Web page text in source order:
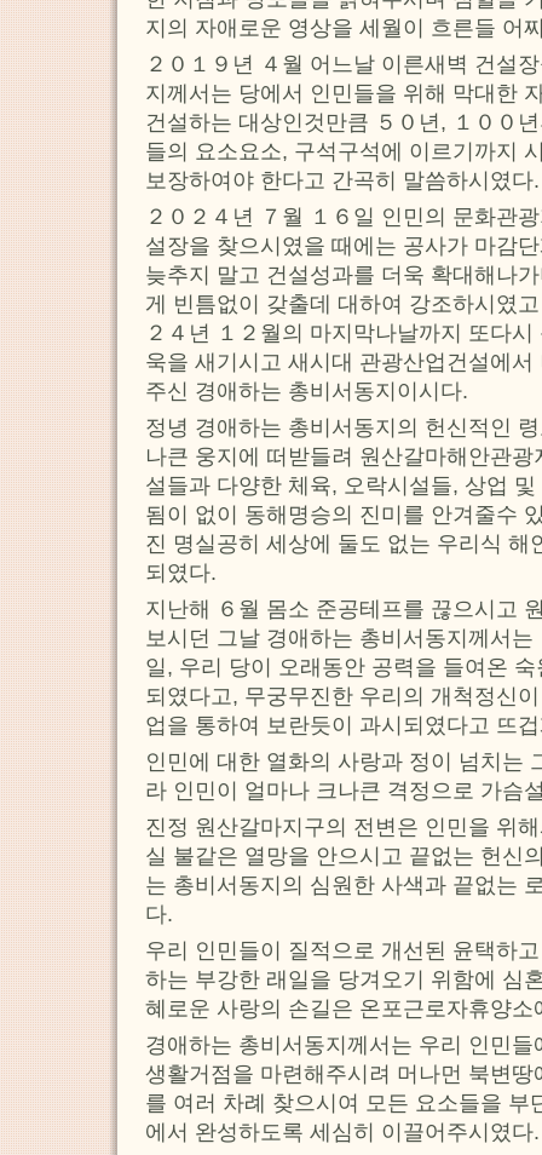
지의 자애로운 영상을 세월이 흐른들 어
２０１９년 ４월 어느날 이른새벽 건설
지께서는 당에서 인민들을 위해 막대한
건설하는 대상인것만큼 ５０년, １００
들의 요소요소, 구석구석에 이르기까지
보장하여야 한다고 간곡히 말씀하시였다.
２０２４년 ７월 １６일 인민의 문화관
설장을 찾으시였을 때에는 공사가 마감
늦추지 말고 건설성과를 더욱 확대해나
게 빈틈없이 갖출데 대하여 강조하시였
２４년 １２월의 마지막나날까지 또다
욱을 새기시고 새시대 관광산업건설에
주신 경애하는 총비서동지이시다.
정녕 경애하는 총비서동지의 헌신적인
나큰 웅지에 떠받들려 원산갈마해안관
설들과 다양한 체육, 오락시설들, 상업
됨이 없이 동해명승의 진미를 안겨줄수
진 명실공히 세상에 둘도 없는 우리식 해
되였다.
지난해 ６월 몸소 준공테프를 끊으시고
보시던 그날 경애하는 총비서동지께서
일, 우리 당이 오래동안 공력을 들여온
되였다고, 무궁무진한 우리의 개척정신
업을 통하여 보란듯이 과시되였다고 뜨
인민에 대한 열화의 사랑과 정이 넘치는
라 인민이 얼마나 크나큰 격정으로 가슴
진정 원산갈마지구의 전변은 인민을 위
실 불같은 열망을 안으시고 끝없는 헌신
는 총비서동지의 심원한 사색과 끝없는
다.
우리 인민들이 질적으로 개선된 윤택하
하는 부강한 래일을 당겨오기 위함에 심
혜로운 사랑의 손길은 온포근로자휴양
경애하는 총비서동지께서는 우리 인민
생활거점을 마련해주시려 머나먼 북변
를 여러 차례 찾으시여 모든 요소들을 부
에서 완성하도록 세심히 이끌어주시였다.